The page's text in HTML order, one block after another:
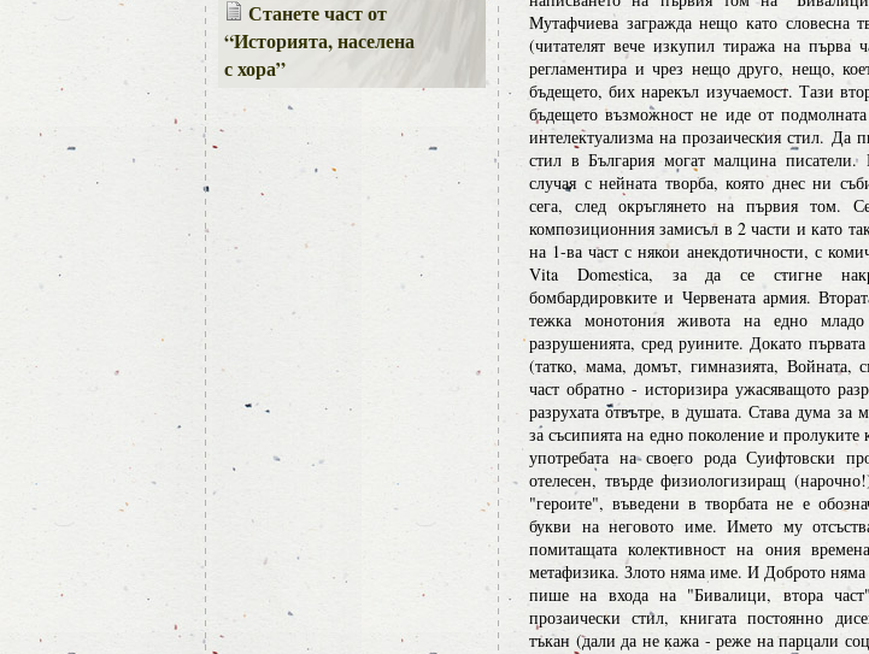
Станете част от
“Историята, населена
с хора”
Мутафчиева загражда нещо като словесна
(читателят вече изкупил тиража на първа
регламентира и чрез нещо друго, нещо,
бъдещето, бих нарекъл изучаемост. Тази
бъдещето възможност не иде от
интелектуализма на прозаическия стил. Да
стил в България могат малцина
случая с нейната творба, която днес ни
сега, след окръглянето на първия том.
композиционния замисъл в 2 части и като
на 1-ва част с някои анекдотичности, с
Vita Domestica, за да се стигне
бомбардировките и Червената армия.
тежка монотония живота на едно
разрушенията, сред руините. Докато
(татко, мама, домът, гимназията, Войната,
част обратно - историзира ужасяващото
разрухата отвътре, в душата. Става дума за
за съсипията на едно поколение и
употребата на своего рода Суифтовски
отелесен, твърде физиологизиращ
"героите", въведени в творбата не е
букви на неговото име. Името му
помитащата колективност на ония
метафизика. Злото няма име. И Доброто
пише на входа на "Бивалици, втора
прозаически стил, книгата постоянно
тъкан (дали да не кажа - реже на парцали